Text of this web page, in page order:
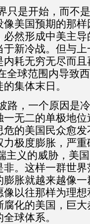
只是开始，而不
美国预期的那
然形成中美主
新冷战。但与
耗无穷无尽而
全球范围内导致
集体末日。
路，一个原因是
无二的单极地
的美国民众愈
极度膨胀，严
主义的威胁，美
。 这样一群世界
胀就越来越像
以往那样为理
化的美国，巨
球体系。